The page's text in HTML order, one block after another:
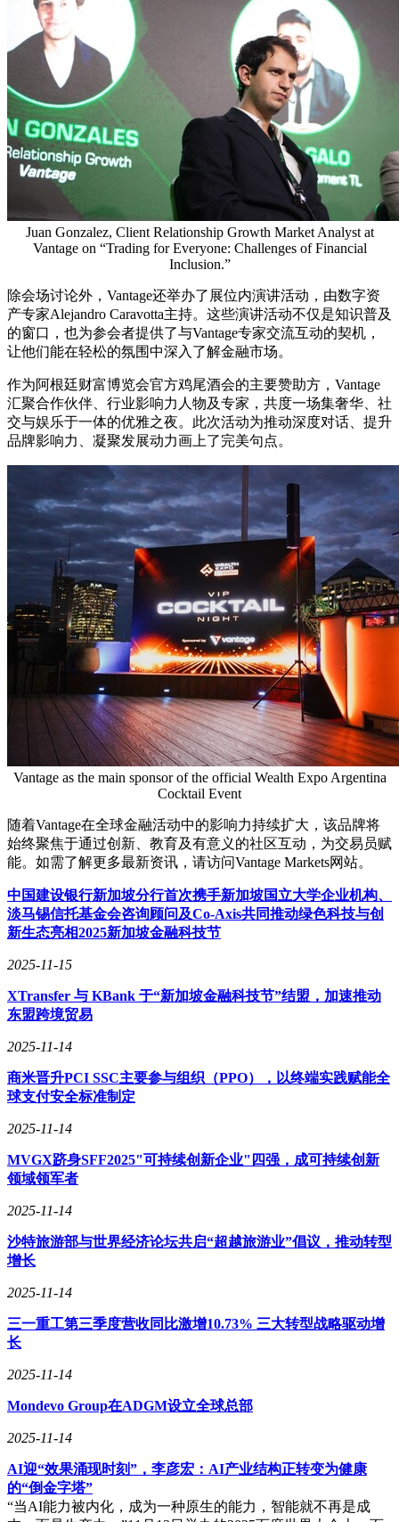
Juan Gonzalez, Client Relationship Growth Market Analyst at
Vantage on “Trading for Everyone: Challenges of Financial
Inclusion.”
除会场讨论外，Vantage还举办了展位内演讲活动，由数字资
产专家Alejandro Caravotta主持。这些演讲活动不仅是知识普及
的窗口，也为参会者提供了与Vantage专家交流互动的契机，
让他们能在轻松的氛围中深入了解金融市场。
作为阿根廷财富博览会官方鸡尾酒会的主要赞助方，Vantage
汇聚合作伙伴、行业影响力人物及专家，共度一场集奢华、社
交与娱乐于一体的优雅之夜。此次活动为推动深度对话、提升
品牌影响力、凝聚发展动力画上了完美句点。
Vantage as the main sponsor of the official Wealth Expo Argentina
Cocktail Event
随着Vantage在全球金融活动中的影响力持续扩大，该品牌将
始终聚焦于通过创新、教育及有意义的社区互动，为交易员赋
能。如需了解更多最新资讯，请访问Vantage Markets网站。
中国建设银行新加坡分行首次携手新加坡国立大学企业机构、
淡马锡信托基金会咨询顾问及Co-Axis共同推动绿色科技与创
新生态亮相2025新加坡金融科技节
2025-11-15
XTransfer 与 KBank 于“新加坡金融科技节”结盟，加速推动
东盟跨境贸易
2025-11-14
商米晋升PCI SSC主要参与组织（PPO），以终端实践赋能全
球支付安全标准制定
2025-11-14
MVGX跻身SFF2025"可持续创新企业"四强，成可持续创新
领域领军者
2025-11-14
沙特旅游部与世界经济论坛共启“超越旅游业”倡议，推动转型
增长
2025-11-14
三一重工第三季度营收同比激增10.73% 三大转型战略驱动增
长
2025-11-14
Mondevo Group在ADGM设立全球总部
2025-11-14
AI迎“效果涌现时刻”，李彦宏：AI产业结构正转变为健康
的“倒金字塔”
“当AI能力被内化，成为一种原生的能力，智能就不再是成